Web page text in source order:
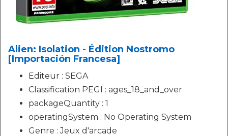
Alien: Isolation - Édition Nostromo
[Importación Francesa]
Editeur : SEGA
Classification PEGI : ages_18_and_over
packageQuantity : 1
operatingSystem : No Operating System
Genre : Jeux d'arcade